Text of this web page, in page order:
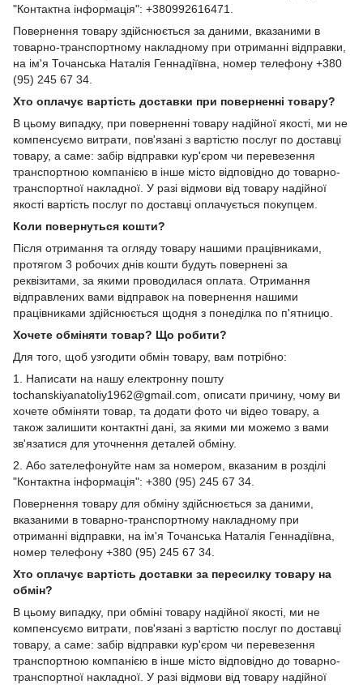
"Контактна інформація": +380992616471.
Повернення товару здійснюється за даними, вказаними в
товарно-транспортному накладному при отриманні відправки,
на ім'я Точанська Наталія Геннадіївна, номер телефону +380
(95) 245 67 34.
Хто оплачує вартість доставки при поверненні товару?
В цьому випадку, при поверненні товару надійної якості, ми не
компенсуємо витрати, пов'язані з вартістю послуг по доставці
товару, а саме: забір відправки кур'єром чи перевезення
транспортною компанією в інше місто відповідно до товарно-
транспортної накладної. У разі відмови від товару надійної
якості вартість послуг по доставці оплачується покупцем.
Коли повернуться кошти?
Після отримання та огляду товару нашими працівниками,
протягом 3 робочих днів кошти будуть повернені за
реквізитами, за якими проводилася оплата. Отримання
відправлених вами відправок на повернення нашими
працівниками здійснюється щодня з понеділка по п'ятницю.
Хочете обміняти товар? Що робити?
Для того, щоб узгодити обмін товару, вам потрібно:
1. Написати на нашу електронну пошту
tochanskiyanatoliy1962@gmail.com, описати причину, чому ви
хочете обміняти товар, та додати фото чи відео товару, а
також залишити контактні дані, за якими ми можемо з вами
зв'язатися для уточнення деталей обміну.
2. Або зателефонуйте нам за номером, вказаним в розділі
"Контактна інформація": +380 (95) 245 67 34.
Повернення товару для обміну здійснюється за даними,
вказаними в товарно-транспортному накладному при
отриманні відправки, на ім'я Точанська Наталія Геннадіївна,
номер телефону +380 (95) 245 67 34.
Хто оплачує вартість доставки за пересилку товару на
обмін?
В цьому випадку, при обміні товару надійної якості, ми не
компенсуємо витрати, пов'язані з вартістю послуг по доставці
товару, а саме: забір відправки кур'єром чи перевезення
транспортною компанією в інше місто відповідно до товарно-
транспортної накладної. У разі відмови від товару надійної